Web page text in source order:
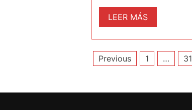
LEER MÁS
Posts
Previous 1 … 31